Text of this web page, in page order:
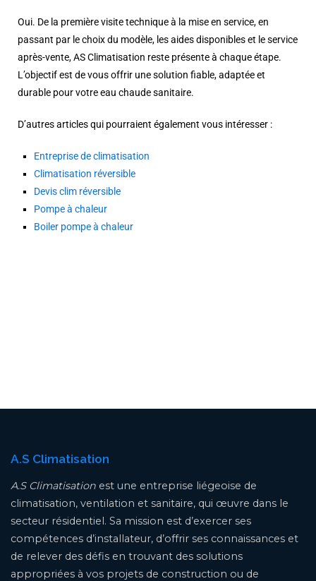
Oui. De la première visite technique à la mise en service, en
passant par le choix du modèle, les aides disponibles et le service
après-vente, AS Climatisation reste présente à chaque étape.
L’objectif est de vous offrir une solution fiable, adaptée et
durable pour votre eau chaude sanitaire.
D’autres articles qui pourraient également vous intéresser :
Entreprise de climatisation
Climatisation réversible
Devis clim réversible
Pompe à chaleur
Boiler pompe à chaleur
A.S Climatisation
A.S Climatisation est une entreprise liégeoise de
climatisation, ventilation et sanitaire, qui œuvre dans le
secteur résidentiel. Sa mission est d’exercer ses
compétences d’installateur, d’offrir ses connaissances et
de relever des défis en trouvant des solutions
appropriées à vos projets de construction ou de